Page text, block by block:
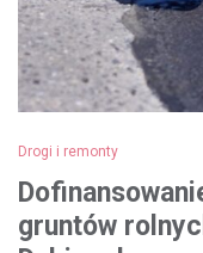
Drogi i remonty
gruntów